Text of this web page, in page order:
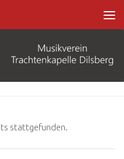
stattgefunden.